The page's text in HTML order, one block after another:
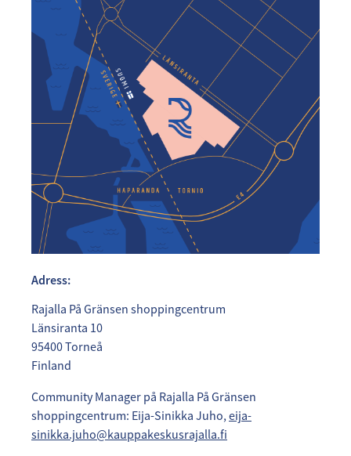
Adress:
Rajalla På Gränsen shoppingcentrum
Länsiranta 10
95400 Torneå
Finland
Community Manager på Rajalla På Gränsen
shoppingcentrum: Eija-Sinikka Juho, eija-
sinikka.juho@kauppakeskusrajalla.fi